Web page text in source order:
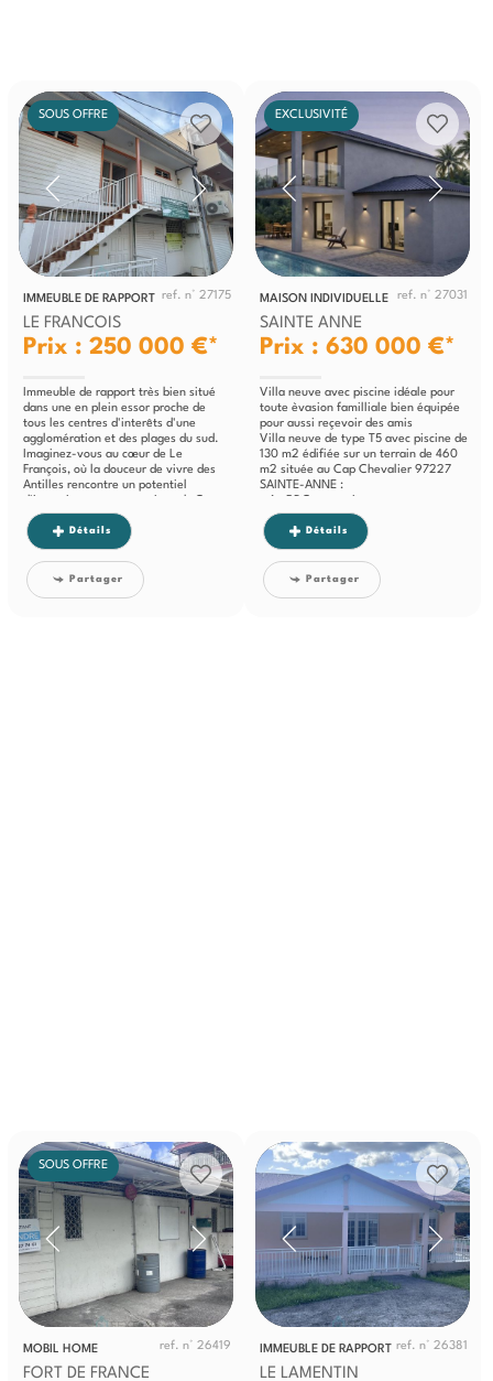
SOUS OFFRE
IMMEUBLE DE RAPPORT ref. n° 27175
LE FRANCOIS
Prix : 250 000 €*
Immeuble de rapport très bien situé
dans une en plein essor proche de
tous les centres d'interêts d'une
agglomération et des plages du sud.
Imaginez-vous au cœur de Le
François, où la douceur de vivre des
Antilles rencontre un potentiel
immeuble,...
Détails
Partager
EXCLUSIVITÉ
MAISON INDIVIDUELLE ref. n° 27031
SAINTE ANNE
Prix : 630 000 €*
Villa neuve avec piscine idéale pour
toute èvasion familliale bien équipée
pour aussi reçevoir des amis
Villa neuve de type T5 avec piscine de
130 m2 édifiée sur un terrain de 460
m2 située au Cap Chevalier 97227
SAINTE-ANNE :
Détails
Partager
SOUS OFFRE
MOBIL HOME ref. n° 26419
FORT DE FRANCE
IMMEUBLE DE RAPPORT ref. n° 26381
LE LAMENTIN